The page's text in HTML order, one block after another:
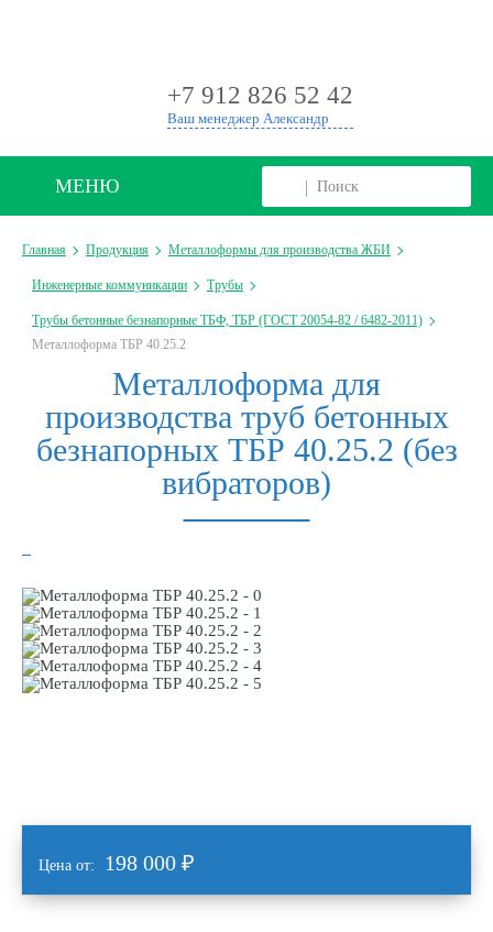
+7 912 826 52 42
Ваш менеджер Александр
МЕНЮ
Главная Продукция Металлоформы для производства ЖБИ
Инженерные коммуникации Трубы
Трубы бетонные безнапорные ТБФ, ТБР (ГОСТ 20054-82 / 6482-2011)
Металлоформа ТБР 40.25.2
Металлоформа для
производства труб бетонных
безнапорных ТБР 40.25.2 (без
вибраторов)
Цена от: 198 000 ₽